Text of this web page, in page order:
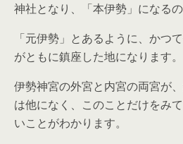
神社となり、「本伊勢」になるの
「元伊勢」とあるように、かつ
がともに鎮座した地になります。
伊勢神宮の外宮と内宮の両宮が
は他になく、このことだけをみ
いことがわかります。